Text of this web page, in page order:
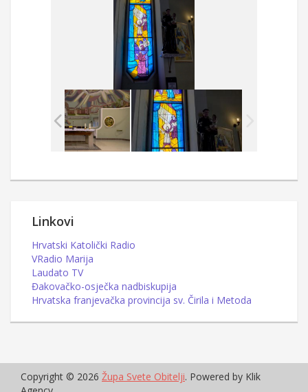
Linkovi
Hrvatski Katolički Radio
VRadio Marija
Laudato TV
Đakovačko-osječka nadbiskupija
Hrvatska franjevačka provincija sv. Čirila i Metoda
Copyright © 2026 Župa Svete Obitelji. Powered by Klik